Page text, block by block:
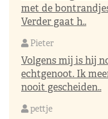
met de
Verder gaat h..
Pieter
Volgens mij is hij
echtgenoot. Ik
nooit gescheiden..
pettje